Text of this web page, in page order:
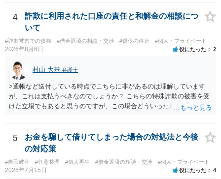
なって相談し、善後策を考えることをお勧めします。
4
詐欺に利用された口座の責任と和解金の相談につ
いて
#詐欺被害での債務 #借金返済の相談・交渉 #督促の停止 #個人・プライベート
2026年8月6日 役にたった 2
村山 大基 弁護士
>通帳など送付している時点でこちらに非があるのは理解しています
が、これは支払うべきなのでしょうか？ こちらの特殊詐欺の被害を受
けた立場でもあると思うのですが、この場合どういった対処が必要で
がいいとは思います。 そもそも、特殊詐欺関係なく旦那さんの行為
は法に触れる可能性もあります。 ＞100万を支払わず穏便に和解する
ことは可能でしょうか？ →一般的には難しいです。相談者さんも１０
０万円の被害を受けたとして、１円も払わないで和解したいと言われ
たら、 できるだけ重い刑罰を与えて欲しい、と思われるのではない
でしょうか。 ＞弁護士さんに入ってもらうことで支払額が下がること
5
お金を騙して借りてしまった場合の対処法と今後
の対応策
#自己破産 #任意整理 #個人再生 #借金返済の相談・交渉 #個人・プライベート
2026年7月15日 役にたった 4